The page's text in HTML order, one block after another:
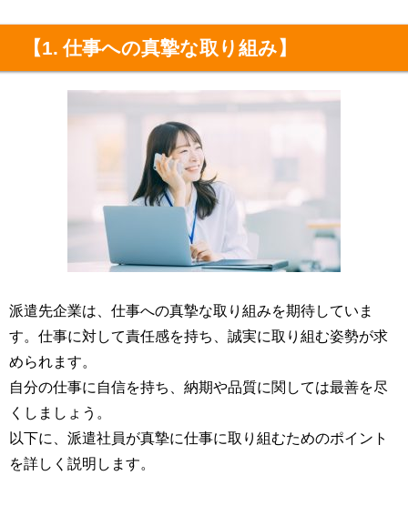
【1. 仕事への真摯な取り組み】
派遣先企業は、仕事への真摯な取り組みを期待していま
す。仕事に対して責任感を持ち、誠実に取り組む姿勢が求
められます。
自分の仕事に自信を持ち、納期や品質に関しては最善を尽
くしましょう。
以下に、派遣社員が真摯に仕事に取り組むためのポイント
を詳しく説明します。